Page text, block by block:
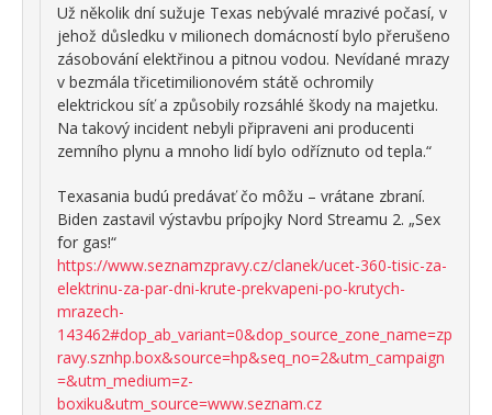
Už několik dní sužuje Texas nebývalé mrazivé počasí, v
jehož důsledku v milionech domácností bylo přerušeno
zásobování elektřinou a pitnou vodou. Nevídané mrazy
v bezmála třicetimilionovém státě ochromily
elektrickou síť a způsobily rozsáhlé škody na majetku.
Na takový incident nebyli připraveni ani producenti
zemního plynu a mnoho lidí bylo odříznuto od tepla.“
Texasania budú predávať čo môžu – vrátane zbraní.
Biden zastavil výstavbu prípojky Nord Streamu 2. „Sex
for gas!“
https://www.seznamzpravy.cz/clanek/ucet-360-tisic-za-
elektrinu-za-par-dni-krute-prekvapeni-po-krutych-
mrazech-
143462#dop_ab_variant=0&dop_source_zone_name=zp
ravy.sznhp.box&source=hp&seq_no=2&utm_campaign
=&utm_medium=z-
boxiku&utm_source=www.seznam.cz